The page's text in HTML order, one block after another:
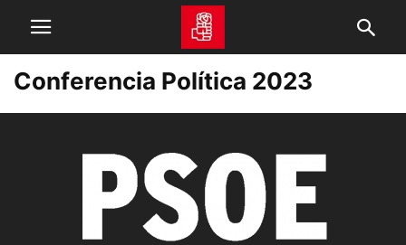
Conferencia Política 2023